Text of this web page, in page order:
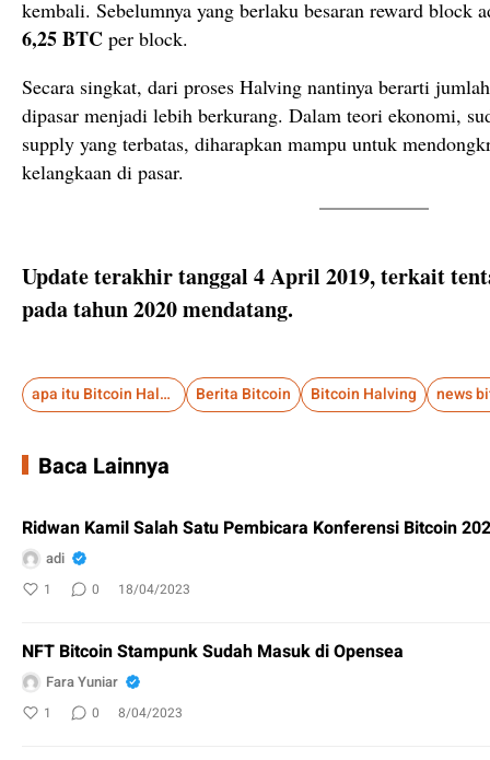
kembali. Sebelumnya yang berlaku besaran reward block
6,25 BTC per block.
Secara singkat, dari proses Halving nantinya berarti
dipasar menjadi lebih berkurang. Dalam teori ekonomi,
supply yang terbatas, diharapkan mampu untuk
kelangkaan di pasar.
Update terakhir tanggal 4 April 2019, terkait
pada tahun 2020 mendatang.
apa itu Bitcoin Halving Berita Bitcoin Bitcoin Halving news
Baca Lainnya
Ridwan Kamil Salah Satu Pembicara Konferensi Bitcoin
adi
1 0 18/04/2023
NFT Bitcoin Stampunk Sudah Masuk di Opensea
Fara Yuniar
1 0 8/04/2023